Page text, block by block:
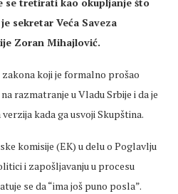
se tretirati kao okupljanje što
sekretar Veća Saveza
Zoran Mihajlović.
koji je formalno prošao
razmatranje u Vladu Srbije i da je
kada ga usvoji Skupština.
komisije (EK) u delu o Poglavlju
i zapošljavanju u procesu
se da “ima još puno posla”.